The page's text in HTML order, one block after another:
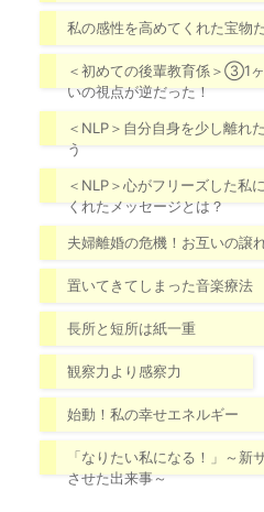
私の感性を高めてくれた宝物
＜初めての後輩教育係＞③1
いの視点が逆だった！
＜NLP＞自分自身を少し離れ
う
＜NLP＞心がフリーズした私
くれたメッセージとは？
夫婦離婚の危機！お互いの譲
置いてきてしまった音楽療法
長所と短所は紙一重
観察力より感察力
始動！私の幸せエネルギー
「なりたい私になる！」～新
させた出来事～